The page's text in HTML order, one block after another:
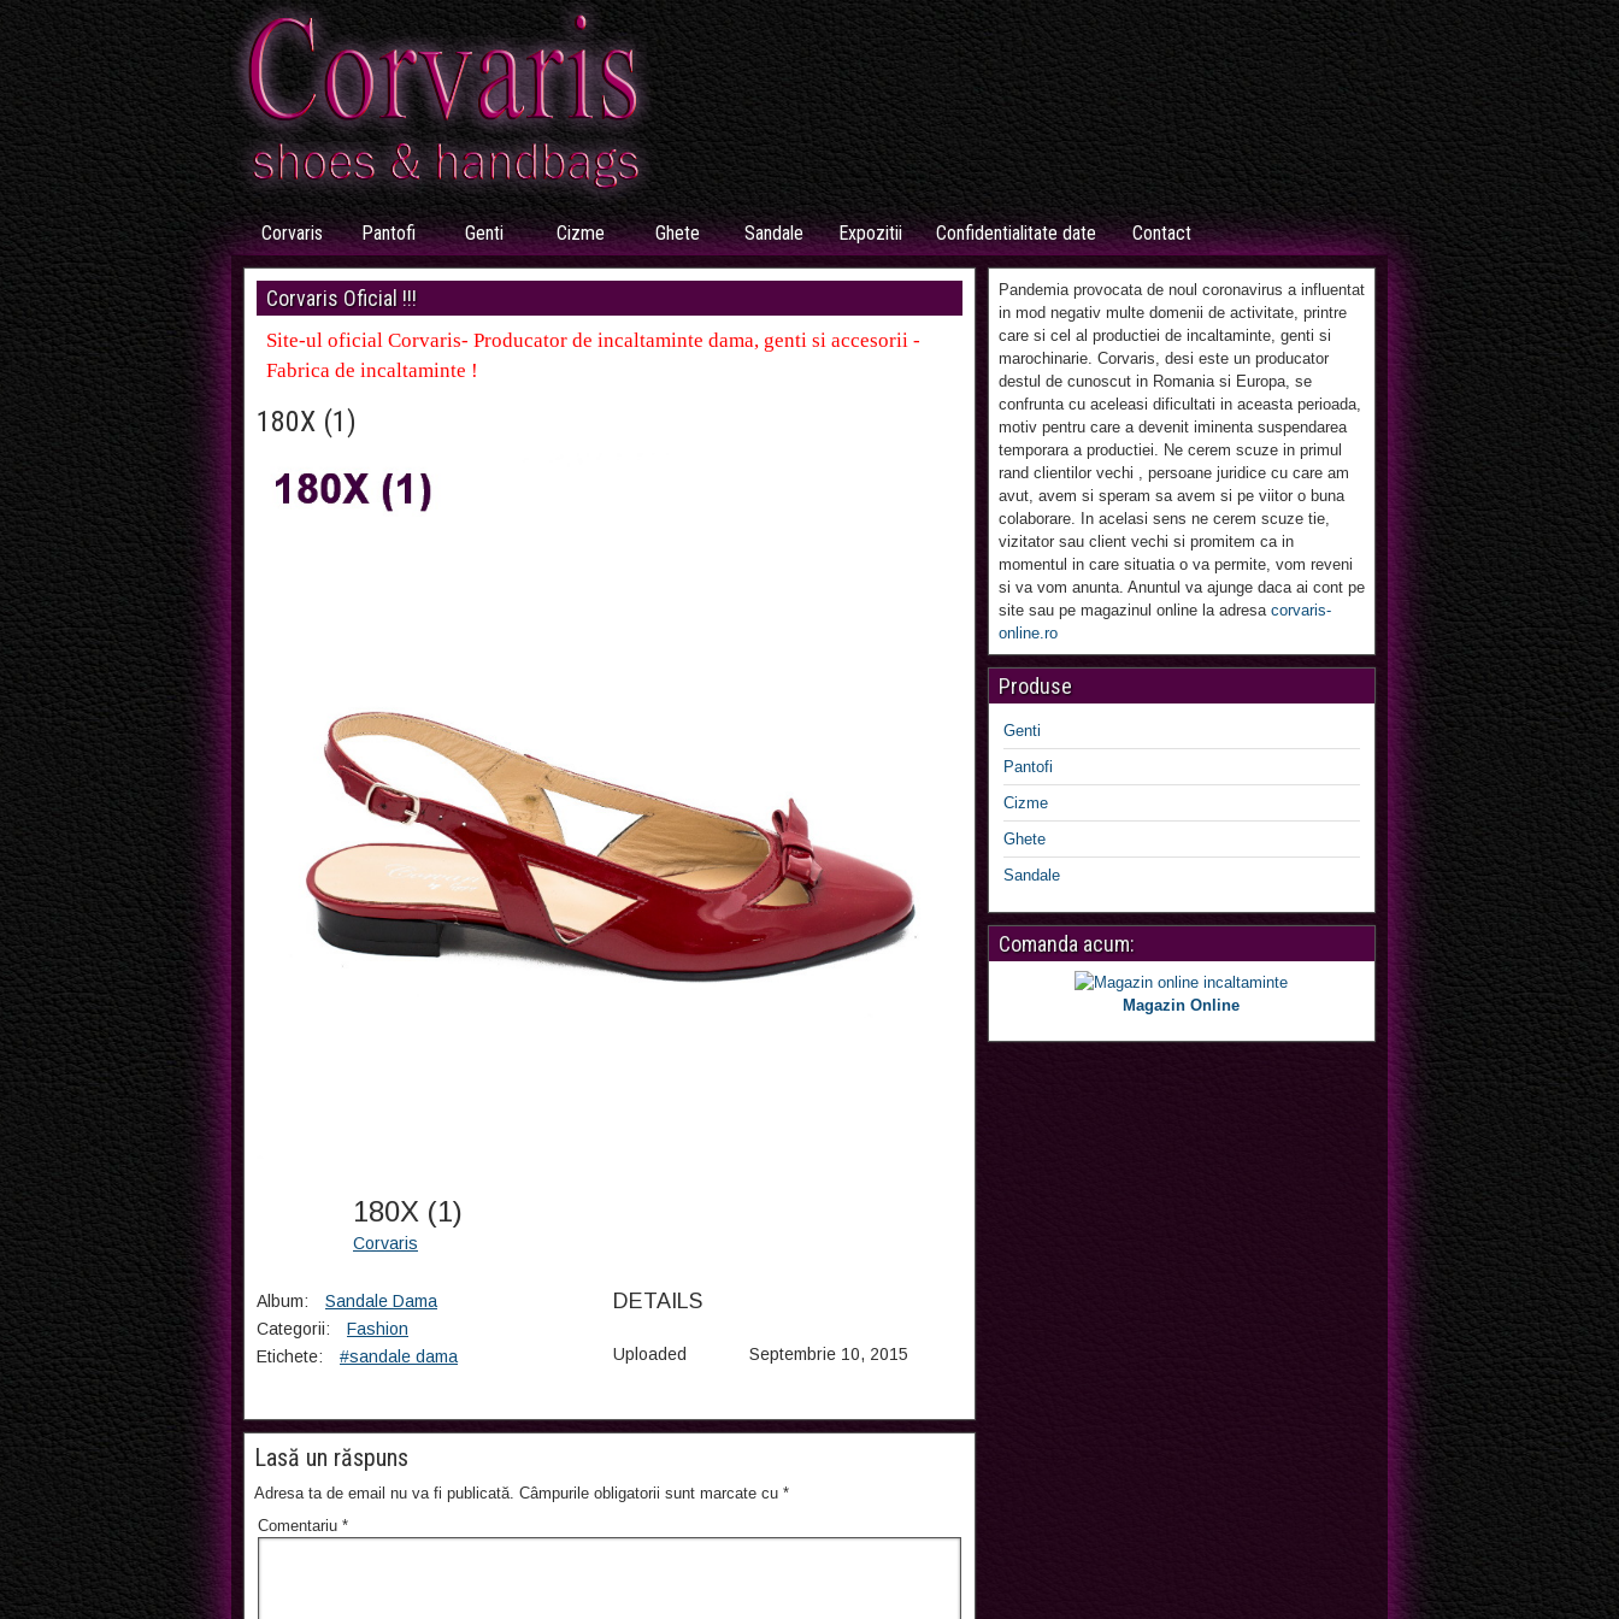
Corvaris Pantofi Genti Cizme Ghete Sandale Expozitii Confidentialitate date Contact
Corvaris Oficial !!!
Site-ul oficial Corvaris- Producator de incaltaminte dama, genti si accesorii -
Fabrica de incaltaminte !
180X (1)
180X (1)
Corvaris
Album:
Sandale Dama
Categorii:
Fashion
Etichete:
#sandale dama
DETAILS
Uploaded Septembrie 10, 2015
Lasă un răspuns
Adresa ta de email nu va fi publicată. Câmpurile obligatorii sunt marcate cu *
Comentariu *
Pandemia provocata de noul coronavirus a influentat
in mod negativ multe domenii de activitate, printre
care si cel al productiei de incaltaminte, genti si
marochinarie. Corvaris, desi este un producator
destul de cunoscut in Romania si Europa, se
confrunta cu aceleasi dificultati in aceasta perioada,
motiv pentru care a devenit iminenta suspendarea
temporara a productiei. Ne cerem scuze in primul
rand clientilor vechi , persoane juridice cu care am
avut, avem si speram sa avem si pe viitor o buna
colaborare. In acelasi sens ne cerem scuze tie,
vizitator sau client vechi si promitem ca in
momentul in care situatia o va permite, vom reveni
si va vom anunta. Anuntul va ajunge daca ai cont pe
site sau pe magazinul online la adresa corvaris-
online.ro
Produse
Genti
Pantofi
Cizme
Ghete
Sandale
Comanda acum:
Magazin Online